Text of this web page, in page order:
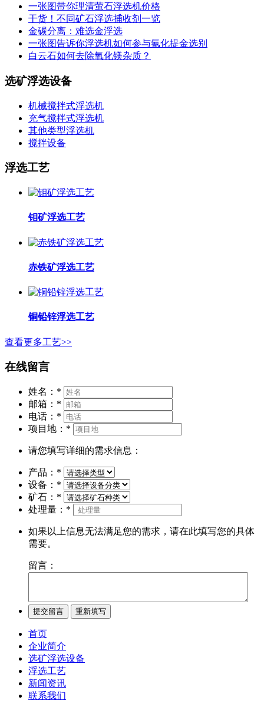
一张图带你理清萤石浮选机价格
干货！不同矿石浮选捕收剂一览
金碳分离：难选金浮选
一张图告诉你浮选机如何参与氰化提金选别
白云石如何去除氧化镁杂质？
选矿浮选设备
机械搅拌式浮选机
充气搅拌式浮选机
其他类型浮选机
搅拌设备
浮选工艺
钼矿浮选工艺
赤铁矿浮选工艺
铜铅锌浮选工艺
查看更多工艺>>
在线留言
姓名： *
邮箱： *
电话： *
项目地： *
请您填写详细的需求信息：
产品： *
设备： *
矿石： *
处理量： *
如果以上信息无法满足您的需求，请在此填写您的具体
需要。
留言：
首页
企业简介
选矿浮选设备
浮选工艺
新闻资讯
联系我们